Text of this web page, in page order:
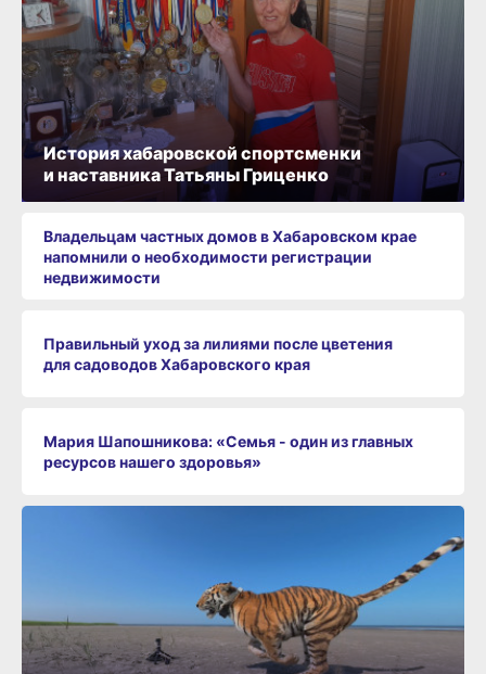
История хабаровской спортсменки
и наставника Татьяны Гриценко
Владельцам частных домов в Хабаровском крае
напомнили о необходимости регистрации
недвижимости
Правильный уход за лилиями после цветения
для садоводов Хабаровского края
Мария Шапошникова: «Семья - один из главных
ресурсов нашего здоровья»